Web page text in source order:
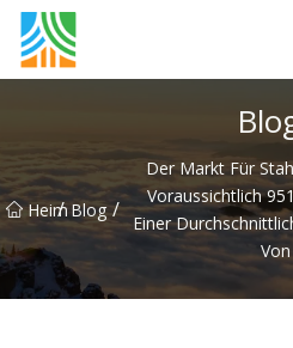
Heim
/ Blog /
Der Markt Für
Voraussichtlich
Einer